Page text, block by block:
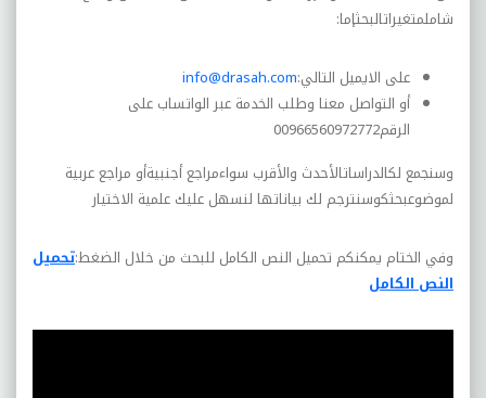
شاملمتغيراتالبحثإما:
على الايميل التالي:
info@drasah.com
أو التواصل معنا وطلب الخدمة عبر الواتساب على
الرقم00966560972772
وسنجمع لكالدراساتالأحدث والأقرب سواءمراجع أجنبيةأو مراجع عربية
لموضوعبحثكوسنترجم لك بياناتها لنسهل عليك علمية الاختيار
وفي الختام يمكنكم تحميل النص الكامل للبحث من خلال الضغط:تحميل
النص الكامل